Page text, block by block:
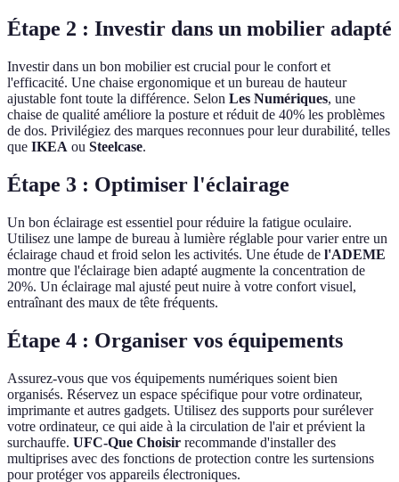
Étape 2 : Investir dans un mobilier adapté
Investir dans un bon mobilier est crucial pour le confort et
l'efficacité. Une chaise ergonomique et un bureau de hauteur
ajustable font toute la différence. Selon Les Numériques, une
chaise de qualité améliore la posture et réduit de 40% les problèmes
de dos. Privilégiez des marques reconnues pour leur durabilité, telles
que IKEA ou Steelcase.
Étape 3 : Optimiser l'éclairage
Un bon éclairage est essentiel pour réduire la fatigue oculaire.
Utilisez une lampe de bureau à lumière réglable pour varier entre un
éclairage chaud et froid selon les activités. Une étude de l'ADEME
montre que l'éclairage bien adapté augmente la concentration de
20%. Un éclairage mal ajusté peut nuire à votre confort visuel,
entraînant des maux de tête fréquents.
Étape 4 : Organiser vos équipements
Assurez-vous que vos équipements numériques soient bien
organisés. Réservez un espace spécifique pour votre ordinateur,
imprimante et autres gadgets. Utilisez des supports pour surélever
votre ordinateur, ce qui aide à la circulation de l'air et prévient la
surchauffe. UFC-Que Choisir recommande d'installer des
multiprises avec des fonctions de protection contre les surtensions
pour protéger vos appareils électroniques.